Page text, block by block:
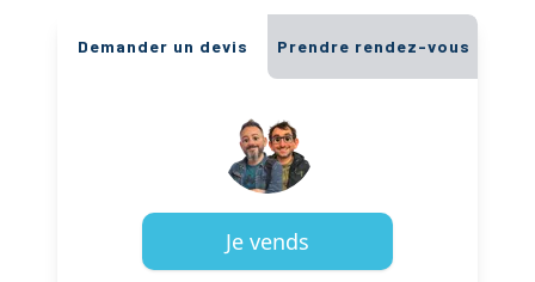
Demander un devis Prendre rendez-vous
Je vends